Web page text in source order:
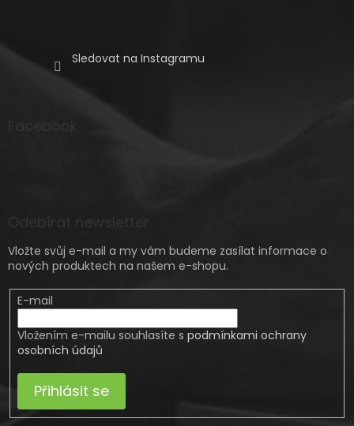
Sledovat na Instagramu
Vložte svůj e-mail a my vám budeme zasílat informace o
nových produktech na našem e-shopu.
E-mail
Vložením e-mailu souhlasíte s podmínkami ochrany
osobních údajů
Přihlásit se